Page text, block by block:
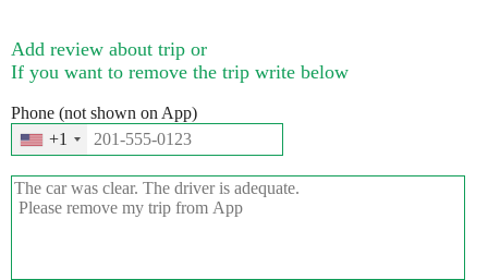
Add review about trip or
If you want to remove the trip write below
Phone (not shown on App)
+1